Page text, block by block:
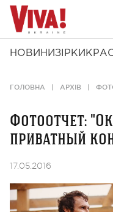
НОВИНИ ЗІРКИ
ГОЛОВНА АРХІВ
Фотоотчет:
приватный
17.05.2016